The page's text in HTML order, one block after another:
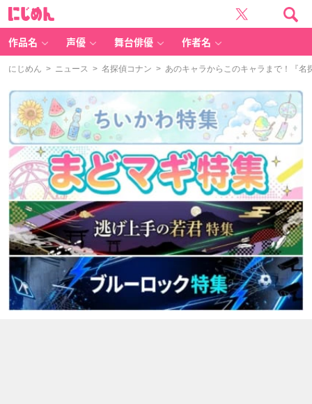
作品名 声優 舞台俳優 作者名
にじめん > ニュース > 名探偵コナン > あのキャラからこのキャラまで！『名